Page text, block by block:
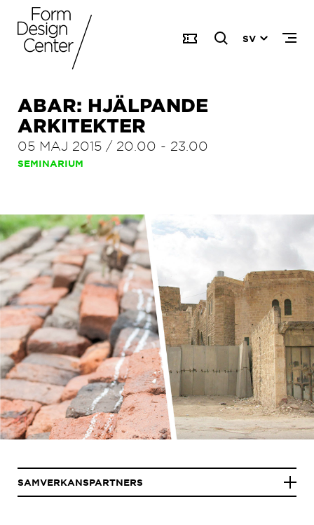
SV
ABAR: HJÄLPANDE
ARKITEKTER
05 MAJ 2015 / 20.00 - 23.00
SEMINARIUM
SAMVERKANSPARTNERS